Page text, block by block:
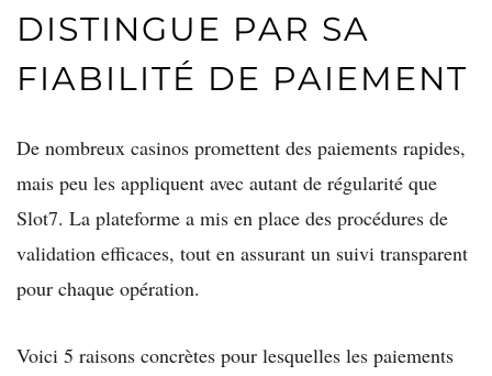
DISTINGUE PAR SA
FIABILITÉ DE PAIEMENT
De nombreux casinos promettent des paiements rapides,
mais peu les appliquent avec autant de régularité que
Slot7. La plateforme a mis en place des procédures de
validation efficaces, tout en assurant un suivi transparent
pour chaque opération.
Voici 5 raisons concrètes pour lesquelles les paiements